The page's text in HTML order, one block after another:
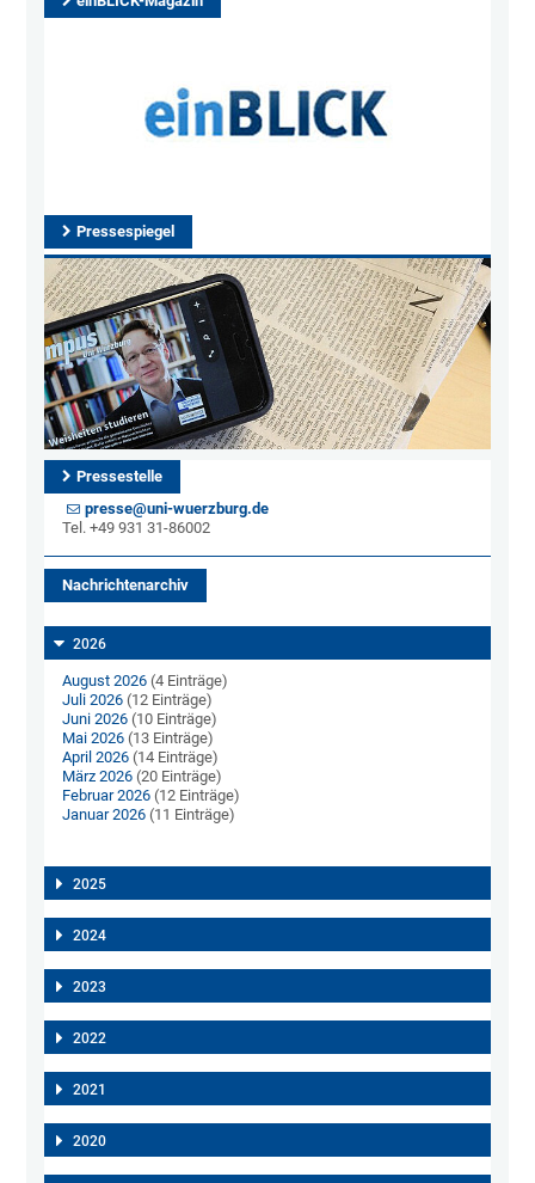
Pressespiegel
Pressestelle
presse@uni-wuerzburg.de
Tel. +49 931 31-86002
Nachrichtenarchiv
2026
August 2026 (4 Einträge)
Juli 2026 (12 Einträge)
Juni 2026 (10 Einträge)
Mai 2026 (13 Einträge)
April 2026 (14 Einträge)
März 2026 (20 Einträge)
Februar 2026 (12 Einträge)
Januar 2026 (11 Einträge)
2025
2024
2023
2022
2021
2020